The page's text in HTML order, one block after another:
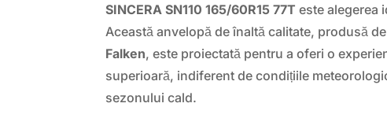
SINCERA SN110 165/60R15 77T este alegerea
Această anvelopă de înaltă calitate, produsă
Falken, este proiectată pentru a oferi o
superioară, indiferent de condițiile
sezonului cald.